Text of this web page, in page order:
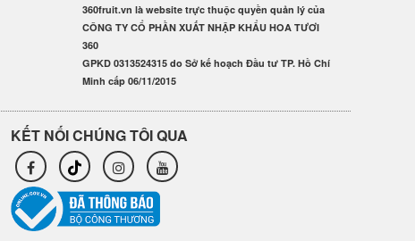
360fruit.vn là website trực thuộc quyền quản lý của
CÔNG TY CỔ PHẦN XUẤT NHẬP KHẨU HOA TƯƠI
360
GPKD 0313524315 do Sở kế hoạch Đầu tư TP. Hồ Chí
Minh cấp 06/11/2015
KẾT NỐI CHÚNG TÔI QUA